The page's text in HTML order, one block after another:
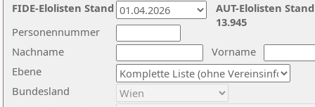
Nachname
Vorname
Ebene
Personennummer
Bundesland
AUT-Elolisten
13.945
FIDE-Elolisten Stand